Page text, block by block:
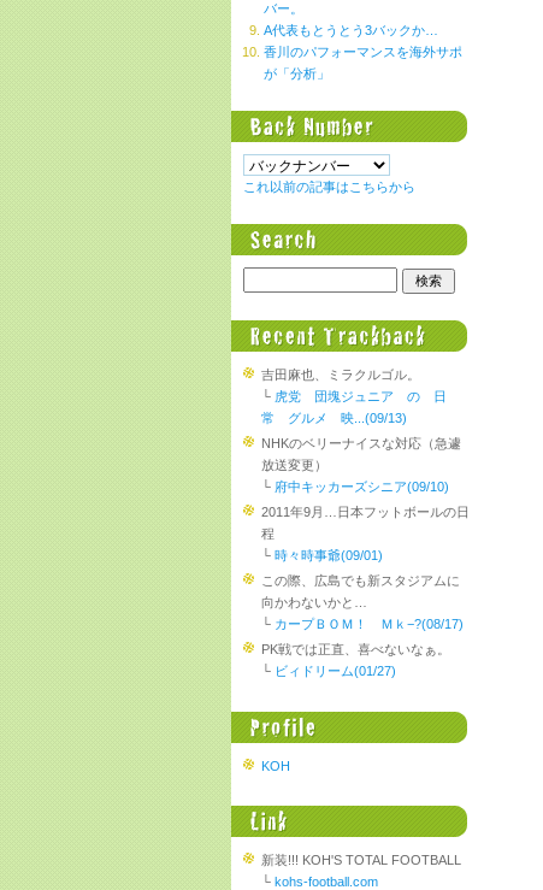
バー。
A代表もとうとう3バックか…
香川のパフォーマンスを海外サポ
が「分析」
これ以前の記事はこちらから
吉田麻也、ミラクルゴル。
└ 虎党 団塊ジュニア の 日
常 グルメ 映...(09/13)
NHKのベリーナイスな対応（急遽
放送変更）
└ 府中キッカーズシニア(09/10)
2011年9月…日本フットボールの日
程
└ 時々時事爺(09/01)
この際、広島でも新スタジアムに
向かわないかと…
└ カープＢＯＭ！ Ｍｋ−?(08/17)
PK戦では正直、喜べないなぁ。
└ ビィドリーム(01/27)
KOH
新装!!! KOH'S TOTAL FOOTBALL
└ kohs-football.com